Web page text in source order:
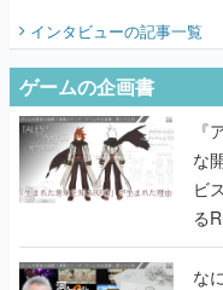
インタビューの記事一覧
ゲームの企画書
な
ビ
る
書
な